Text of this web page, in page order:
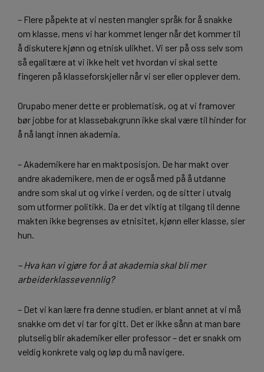
– Flere påpekte at vi nesten mangler språk for å snakke
om klasse, mens vi har kommet lenger når det kommer til
å diskutere kjønn og etnisk ulikhet. Vi ser på oss selv som
så egalitære at vi ikke helt vet hvordan vi skal sette
fingeren på klasseforskjeller når vi ser eller opplever dem.
Orupabo mener dette er problematisk, og at vi framover
bør jobbe for at klassebakgrunn ikke skal være til hinder for
å nå langt innen akademia.
– Akademikere har en maktposisjon. De har makt over
andre akademikere, men de er også med på å utdanne
andre som skal ut og virke i verden, og de sitter i utvalg
som utformer politikk. Da er det viktig at tilgang til denne
makten ikke begrenses av etnisitet, kjønn eller klasse, sier
hun.
– Hva kan vi gjøre for å at akademia skal bli mer
arbeiderklassevennlig?
– Det vi kan lære fra denne studien, er blant annet at vi må
snakke om det vi tar for gitt. Det er ikke sånn at man bare
plutselig blir akademiker eller professor – det er snakk om
veldig konkrete valg og løp du må navigere.